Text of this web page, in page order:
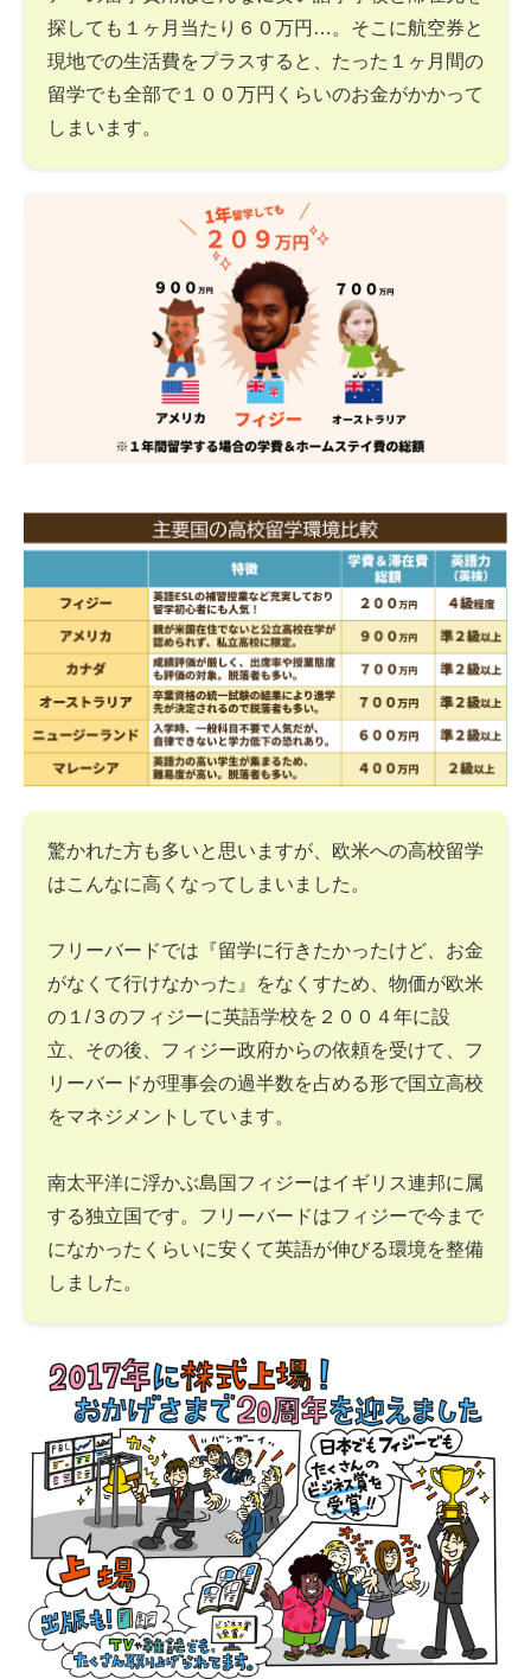
探しても１ヶ月当たり６０万円…。そこに航空券と
現地での生活費をプラスすると、たった１ヶ月間の
留学でも全部で１００万円くらいのお金がかかって
しまいます。
驚かれた方も多いと思いますが、欧米への高校留学
はこんなに高くなってしまいました。
フリーバードでは『留学に行きたかったけど、お金
がなくて行けなかった』をなくすため、物価が欧米
の１/３のフィジーに英語学校を２００４年に設
立、その後、フィジー政府からの依頼を受けて、フ
リーバードが理事会の過半数を占める形で国立高校
をマネジメントしています。
南太平洋に浮かぶ島国フィジーはイギリス連邦に属
する独立国です。フリーバードはフィジーで今まで
になかったくらいに安くて英語が伸びる環境を整備
しました。